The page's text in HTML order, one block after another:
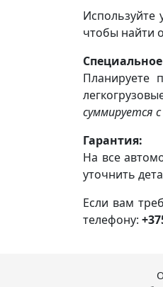
чтобы найти
Планируете
суммируется
Гарантия:
На все
уточнить
Если вам
телефону: